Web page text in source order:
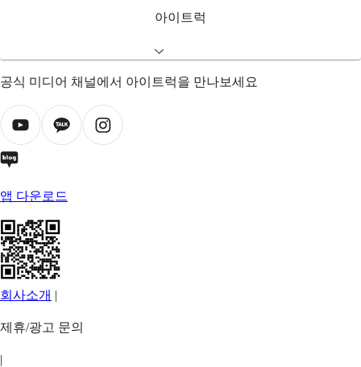
아이트럭
공식 미디어 채널에서 아이트럭을 만나보세요
앱 다운로드
회사소개 |
제휴/광고 문의
|